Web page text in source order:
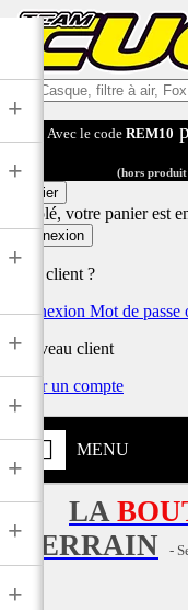
Avec le code REM10
(hors produit
Panier
Désolé, votre panier est
Connexion
Déjà client ?
Connexion Mot de passe
Nouveau client
Créer un compte
MENU
+
+
+
+
+
+
+
+
LA
TERRAIN
-